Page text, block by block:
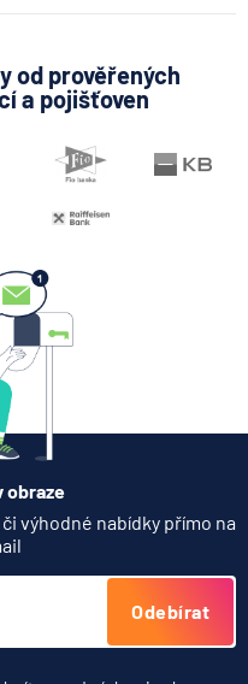
v Partners App
6.8.2026 Daně
Když rozhoduje stres: nové
triky bankovních podvodníků
Banka spouští
vklad 4,33 %
p.a. na 6 měsíců
dnes vykládat výsledky
testů ČNB
od prověřených
a pojišťoven
obraze
výhodné nabídky přímo na
Odebírat